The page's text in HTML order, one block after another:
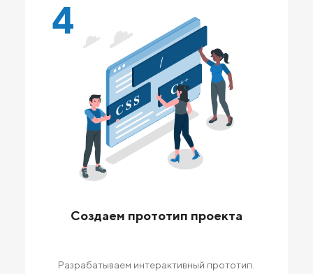
4
Создаем прототип проекта
Разрабатываем интерактивный прототип.